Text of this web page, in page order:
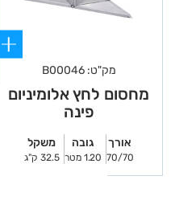
מק"ט: B00046
מחסום לחץ אלומיניום
פינה
אורך
70/70
גובה
1.20 מטר
משקל
32.5 ק"ג